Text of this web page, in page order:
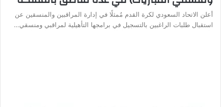
أعلن الاتحاد السعودي لكرة القدم مُمثلًا في إدارة المراقبين والمنسقين عن
استقبال طلبات الراغبين بالتسجيل في برامجها التأهيلية لمراقبي ومنسقي…